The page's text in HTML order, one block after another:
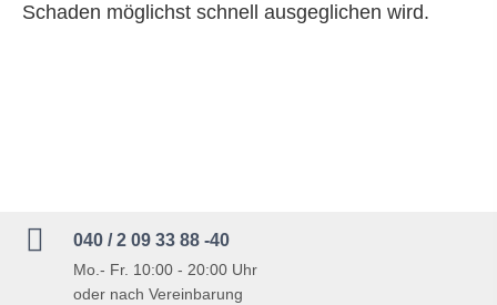
Schaden möglichst schnell ausgeglichen wird.
 040 / 2 09 33 88 -40
Mo.- Fr. 10:00 - 20:00 Uhr
oder nach Vereinbarung